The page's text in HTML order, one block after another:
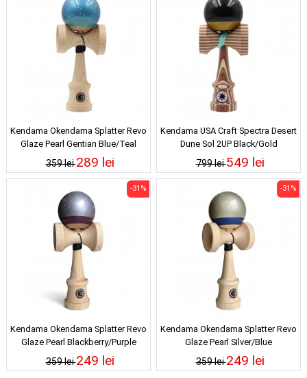
Kendama Okendama Splatter Revo
Glaze Pearl Gentian Blue/Teal
359 lei289 lei
Kendama USA Craft Spectra Desert
Dune Sol 2UP Black/Gold
799 lei549 lei
Kendama Okendama Splatter Revo
Glaze Pearl Blackberry/Purple
359 lei
-31%
249 lei
Kendama Okendama Splatter Revo
Glaze Pearl Silver/Blue
359 lei
-31%
249 lei